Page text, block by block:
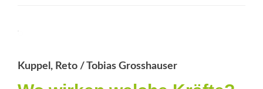
Kuppel, Reto / Tobias Grosshauser